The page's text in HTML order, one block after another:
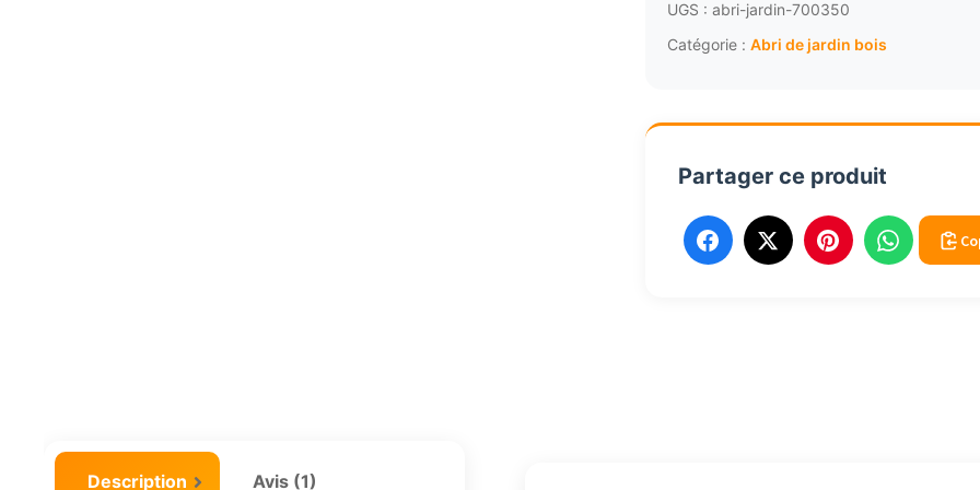
bois
madriers
avec
2020
UGS : abri-jardin-700350
Catégorie : Abri de jardin bois
Partager ce produit
Description
Avis (1)